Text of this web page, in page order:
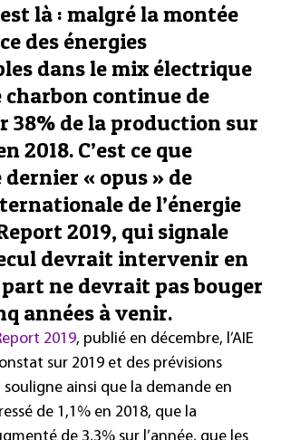
là : malgré la montée
des énergies
dans le mix électrique
continue de
38% de la production sur
2018. C’est ce que
« opus » de
de l’énergie
2019, qui signale
devrait intervenir en
ne devrait pas bouger
années à venir.
2019, publié en décembre, l’AIE
sur 2019 et des prévisions
souligne ainsi que la demande en
de 1,1% en 2018, que la